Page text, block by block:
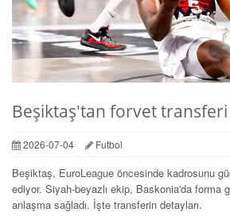
Beşiktaş'tan forvet transferi
2026-07-04 Futbol
Beşiktaş, EuroLeague öncesinde kadrosunu
ediyor. Siyah-beyazlı ekip, Baskonia'da forma
anlaşma sağladı. İşte transferin detayları.